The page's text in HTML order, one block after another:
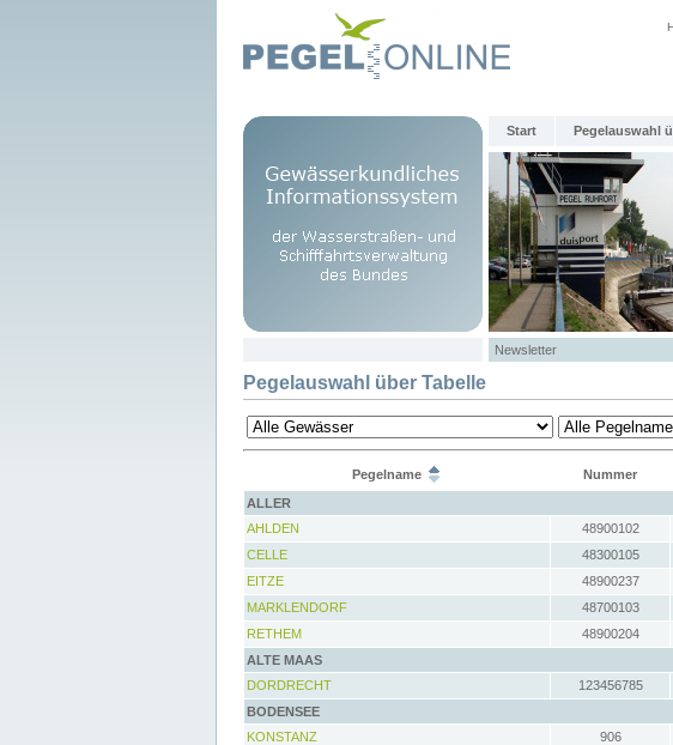
Start Pegelauswahl
Newsletter
Pegelauswahl über Tabelle
Pegelname Nummer
ALLER
AHLDEN
48900102
CELLE
48300105
EITZE
48900237
MARKLENDORF
48700103
RETHEM
48900204
ALTE MAAS
DORDRECHT
123456785
BODENSEE
KONSTANZ
906